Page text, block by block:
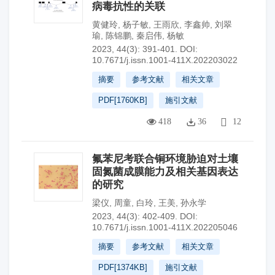
病毒抗性的关联
黄健玲 杨子敏 王雨欣 李鑫帅 刘翠
瑜
陈锦鹏 秦启伟 杨敏
2023, 44(3): 391-401.
DOI:
10.7671/j.issn.1001-411X.202203022
摘要 参考文献 相关文章
PDF[1760KB] 施引文献
418 36 12
氟苯尼考联合铜环境胁迫对土壤
固氮菌成膜能力及相关基因表达
的研究
梁仪 周童 白玲 王美 孙永学
2023, 44(3): 402-409.
DOI:
10.7671/j.issn.1001-411X.202205046
摘要 参考文献 相关文章
PDF[1374KB] 施引文献